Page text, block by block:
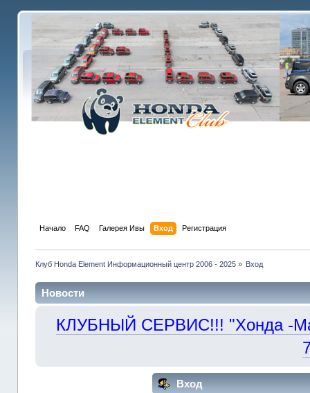
Начало FAQ Галерея Ивы Вход Регистрация
Клуб Honda Element Информационный центр 2006 - 2025» Вход
Новости
КЛУБНЫЙ СЕРВИС!!! "Хонда -
Вход